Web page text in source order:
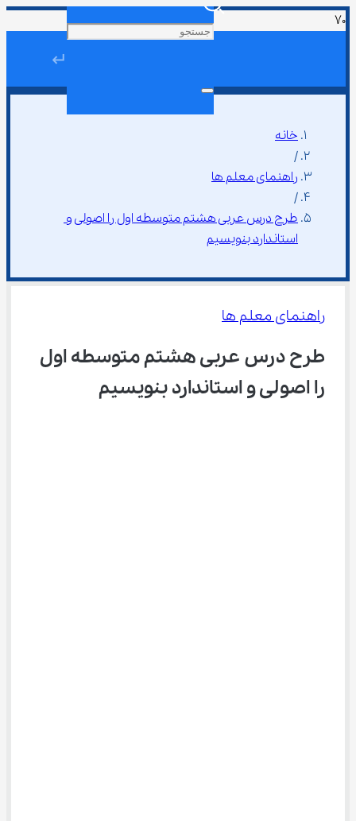
↵
خانه
/
راهنمای معلم ها
/
طرح درس عربی هشتم متوسطه اول را اصولی و
استاندارد بنویسیم
راهنمای معلم ها
طرح درس عربی هشتم متوسطه اول
را اصولی و استاندارد بنویسیم